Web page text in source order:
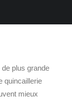
plus grande
quincaillerie
mieux